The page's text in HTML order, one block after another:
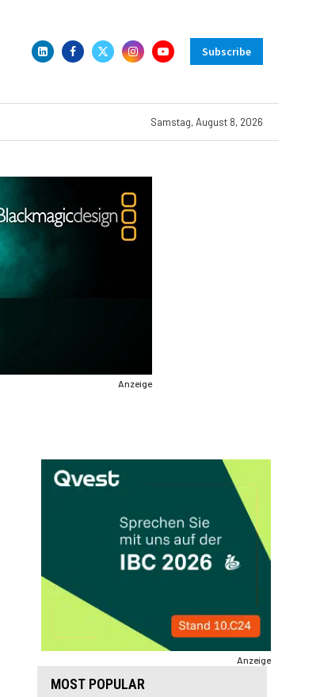
Subscribe
Samstag, August 8, 2026
Anzeige
Anzeige
MOST POPULAR